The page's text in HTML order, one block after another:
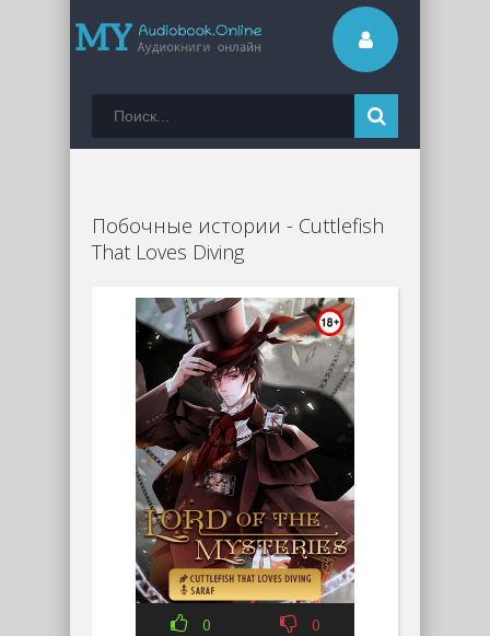
Побочные истории - Cuttlefish
That Loves Diving
0 0